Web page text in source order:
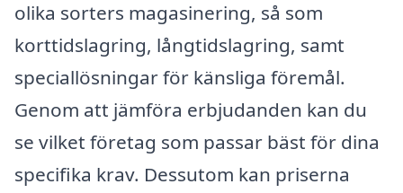
olika sorters magasinering, så som
korttidslagring, långtidslagring, samt
speciallösningar för känsliga föremål.
Genom att jämföra erbjudanden kan du
se vilket företag som passar bäst för dina
specifika krav. Dessutom kan priserna